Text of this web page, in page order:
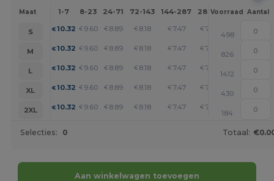
Maat 1-7 8-23 24-71 72-143 144-287 288 + Meer
Voorraad Aantal
S € 10.32 € 9.60 € 8.89 € 8.18 € 7.47 € 7.12 +
498
M
€ 10.32 € 9.60 € 8.89 € 8.18 € 7.47 € 7.12 +
826
L
€ 10.32 € 9.60 € 8.89 € 8.18 € 7.47 € 7.12 +
1412
XL
€ 10.32 € 9.60 € 8.89 € 8.18 € 7.47 € 7.12 +
430
2XL
€ 10.32 € 9.60 € 8.89 € 8.18 € 7.47 € 7.12 +
184
Selecties: 0 Totaal:
Aan winkelwagen toevoegen